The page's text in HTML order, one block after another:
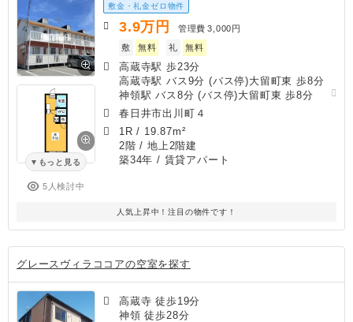
もっと見る
5人検討中
敷金・礼金ゼロ物件
3.9万円 管理費 3,000円
敷
無料 礼 無料
高蔵寺駅 歩23分
高蔵寺駅 バス9分 (バス停)大留町東 歩8分
神領駅 バス8分 (バス停)大留町東 歩8分
春日井市出川町４
1R / 19.87m²
2階 / 地上2階建
築34年 / 賃貸アパート
人気上昇中！注目の物件です！
グレースヴィラココアの空室を探す
高蔵寺 徒歩19分
神領 徒歩28分